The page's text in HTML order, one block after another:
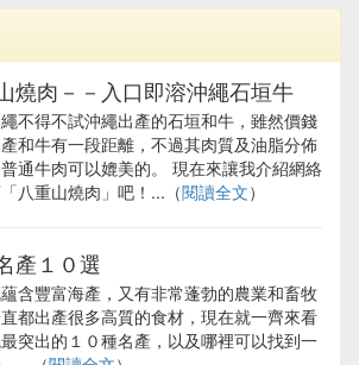
燒肉－－入口即溶沖繩石垣牛
不得不試沖繩出產的石垣和牛，雖然價錢
和牛有一段距離，不過其肉質及油脂分佈
通牛肉可以媲美的。 現在來讓我介紹網絡
八重山燒肉」吧！...（閱讀全文）
產１０選
含豐富海產，又有非常蓬勃的農業和畜牧
都出產很多高質的食材，現在就一齊來看
突出的１０種名產，以及哪裡可以找到一